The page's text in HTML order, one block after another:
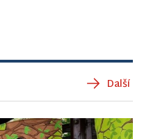
Další